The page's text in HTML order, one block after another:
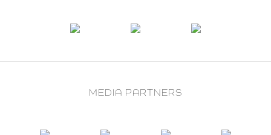
MEDIA PARTNERS